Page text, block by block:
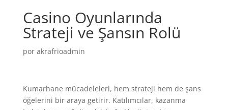
Casino Oyunlarında
Strateji ve Şansın Rolü
por akrafrioadmin
Kumarhane mücadeleleri, hem strateji hem de şans
öğelerini bir araya getirir. Katılımcılar, kazanma